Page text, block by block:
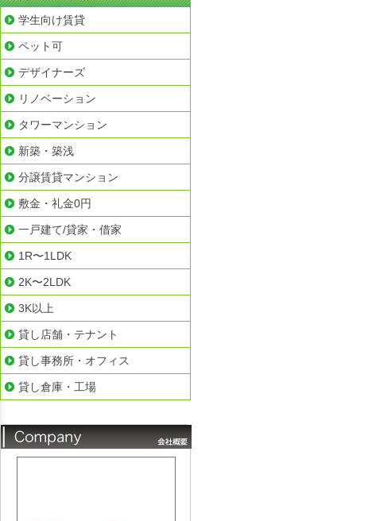
学生向け賃貸
ペット可
デザイナーズ
リノベーション
タワーマンション
新築・築浅
分譲賃貸マンション
敷金・礼金0円
一戸建て/貸家・借家
1R〜1LDK
2K〜2LDK
3K以上
貸し店舗・テナント
貸し事務所・オフィス
貸し倉庫・工場